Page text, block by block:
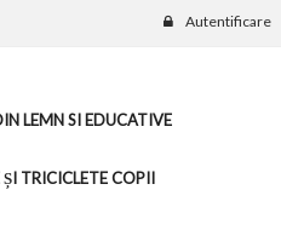
Autentificare
LEMN SI EDUCATIVE
TRICICLETE COPII